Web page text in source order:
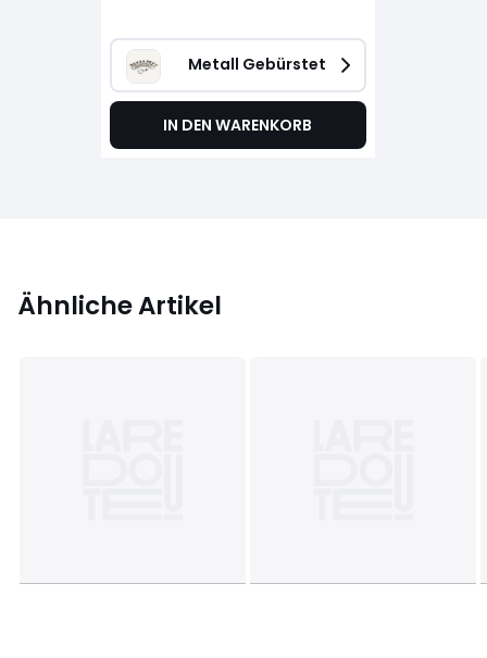
Metall Gebürstet
IN DEN WARENKORB
Ähnliche Artikel